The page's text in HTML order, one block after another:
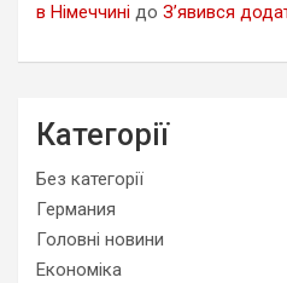
в Німеччині до З’явився
Категорії
Без категорії
Германия
Головні новини
Економіка